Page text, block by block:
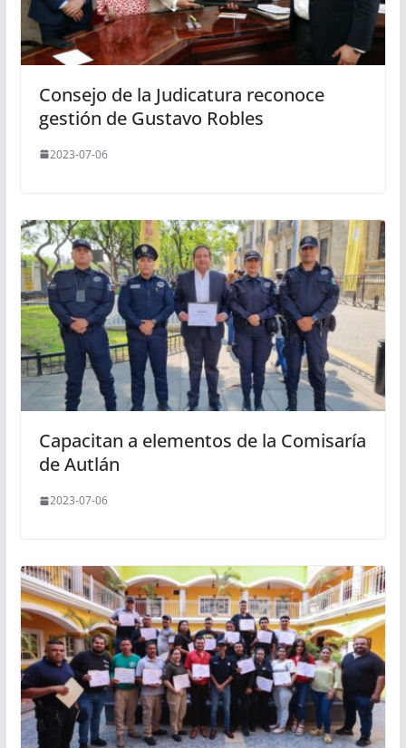
Consejo de la Judicatura reconoce
gestión de Gustavo Robles
2023-07-06
Capacitan a elementos de la Comisaría
de Autlán
2023-07-06